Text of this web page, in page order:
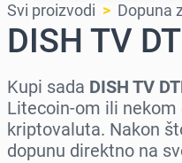
Svi proizvodi Dopuna
DISH TV
Kupi sada DISH TV
Litecoin-om ili nekom
kriptovaluta. Nakon
dopunu direktno na